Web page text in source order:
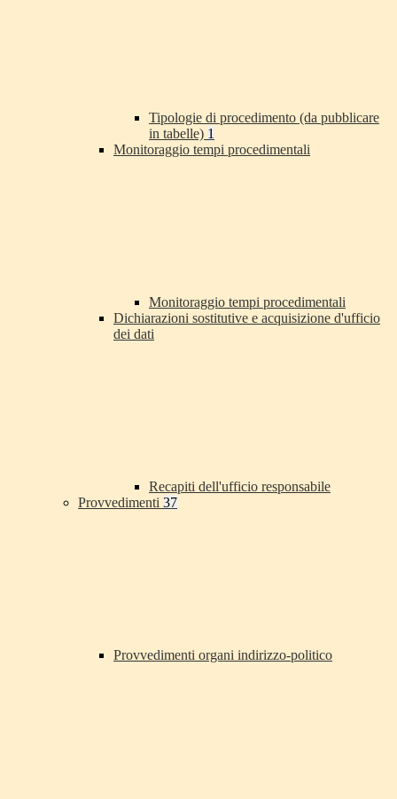
Tipologie di procedimento (da pubblicare
in tabelle) 1
Monitoraggio tempi procedimentali
Monitoraggio tempi procedimentali
Dichiarazioni sostitutive e acquisizione d'ufficio
dei dati
Recapiti dell'ufficio responsabile
Provvedimenti 37
Provvedimenti organi indirizzo-politico